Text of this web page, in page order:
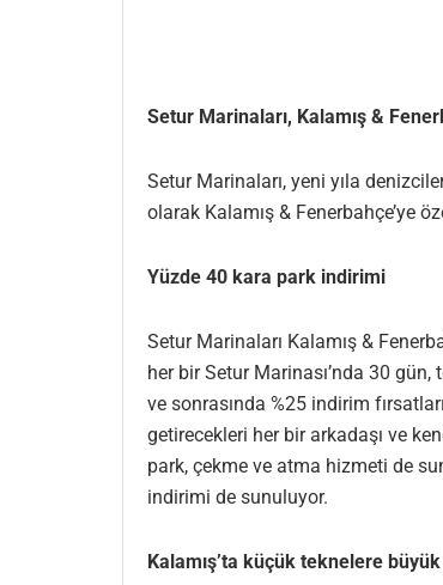
Setur Marinaları, Kalamış &
Setur Marinaları, yeni yıla
olarak Kalamış & Fenerbahçe’ye
Yüzde 40 kara park indirimi
Setur Marinaları Kalamış &
her bir Setur Marinası’nda 30
ve sonrasında %25 indirim
getirecekleri her bir arkadaşı ve
park, çekme ve atma hizmeti de
indirimi de sunuluyor.
Kalamış’ta küçük teknelere